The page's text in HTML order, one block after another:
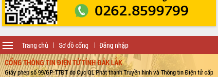
Trang chủ Sơ đồ cổng Đăng nhập
Toggle
navigation
CỔNG THÔNG TIN ĐIỆN TỬ TỈNH ĐẮK LẮK
Giấy phép số 99/GP-TTĐT do Cục QL Phát thanh Truyền hình và Thông tin Điện tử cấp